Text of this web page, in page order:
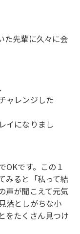
た先輩に久々に会
ャレンジした
イになりまし
OKです。この１
みると「私って結
声が聞こえて元気
落としがちな小
をたくさん見つけ